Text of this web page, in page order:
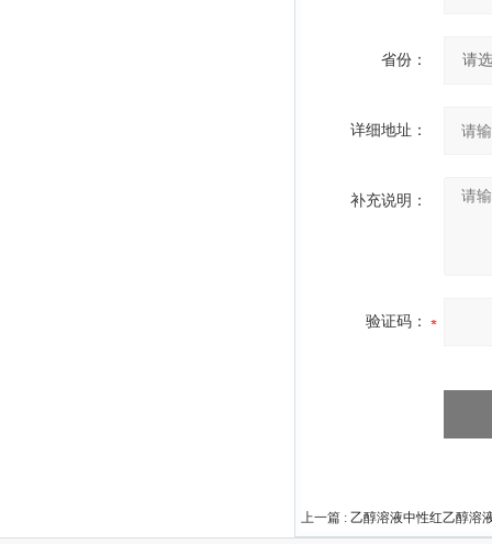
省份：
详细地址：
补充说明：
验证码：
上一篇 : 乙醇溶液中性红乙醇溶